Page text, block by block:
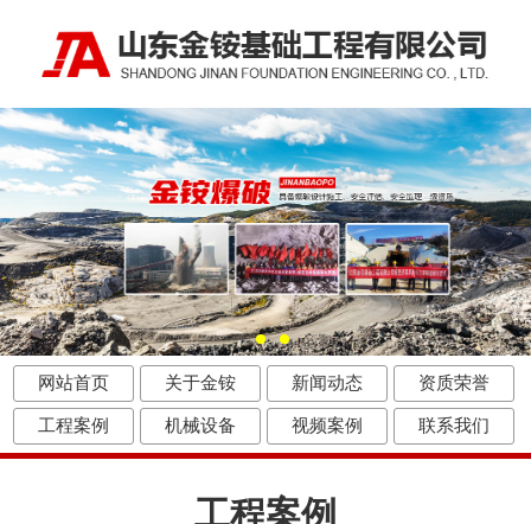
网站首页 关于金铵 新闻动态 资质荣誉
工程案例 机械设备 视频案例 联系我们
工程案例